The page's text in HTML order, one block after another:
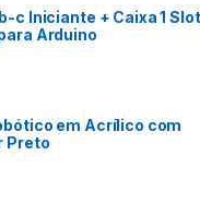
c Iniciante + Caixa 1 Slot
Arduino
em Acrílico com
Preto